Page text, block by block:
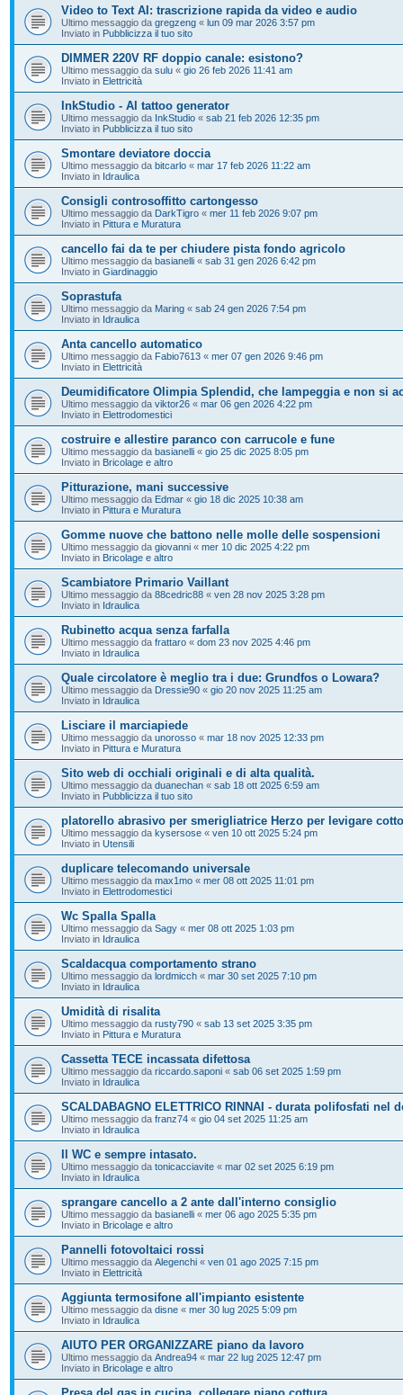
Video to Text AI: trascrizione rapida da video e audio
Ultimo messaggio da gregzeng « lun 09 mar 2026 3:57 pm
Inviato in Pubblicizza il tuo sito
DIMMER 220V RF doppio canale: esistono?
Ultimo messaggio da sulu « gio 26 feb 2026 11:41 am
Inviato in Elettricità
InkStudio - AI tattoo generator
Ultimo messaggio da InkStudio « sab 21 feb 2026 12:35 pm
Inviato in Pubblicizza il tuo sito
Smontare deviatore doccia
Ultimo messaggio da bitcarlo « mar 17 feb 2026 11:22 am
Inviato in Idraulica
Consigli controsoffitto cartongesso
Ultimo messaggio da DarkTigro « mer 11 feb 2026 9:07 pm
Inviato in Pittura e Muratura
cancello fai da te per chiudere pista fondo agricolo
Ultimo messaggio da basianelli « sab 31 gen 2026 6:42 pm
Inviato in Giardinaggio
Soprastufa
Ultimo messaggio da Maring « sab 24 gen 2026 7:54 pm
Inviato in Idraulica
Anta cancello automatico
Ultimo messaggio da Fabio7613 « mer 07 gen 2026 9:46 pm
Inviato in Elettricità
Deumidificatore Olimpia Splendid, che lampeggia e non si
Ultimo messaggio da viktor26 « mar 06 gen 2026 4:22 pm
Inviato in Elettrodomestici
costruire e allestire paranco con carrucole e fune
Ultimo messaggio da basianelli « gio 25 dic 2025 8:05 pm
Inviato in Bricolage e altro
Pitturazione, mani successive
Ultimo messaggio da Edmar « gio 18 dic 2025 10:38 am
Inviato in Pittura e Muratura
Gomme nuove che battono nelle molle delle sospensioni
Ultimo messaggio da giovanni « mer 10 dic 2025 4:22 pm
Inviato in Bricolage e altro
Scambiatore Primario Vaillant
Ultimo messaggio da 88cedric88 « ven 28 nov 2025 3:28 pm
Inviato in Idraulica
Rubinetto acqua senza farfalla
Ultimo messaggio da frattaro « dom 23 nov 2025 4:46 pm
Inviato in Idraulica
Quale circolatore è meglio tra i due: Grundfos o Lowara?
Ultimo messaggio da Dressie90 « gio 20 nov 2025 11:25 am
Inviato in Idraulica
Lisciare il marciapiede
Ultimo messaggio da unorosso « mar 18 nov 2025 12:33 pm
Inviato in Pittura e Muratura
Sito web di occhiali originali e di alta qualità.
Ultimo messaggio da duanechan « sab 18 ott 2025 6:59 am
Inviato in Pubblicizza il tuo sito
platorello abrasivo per smerigliatrice Herzo per levigare cotto
Ultimo messaggio da kysersose « ven 10 ott 2025 5:24 pm
Inviato in Utensili
duplicare telecomando universale
Ultimo messaggio da max1mo « mer 08 ott 2025 11:01 pm
Inviato in Elettrodomestici
Wc Spalla Spalla
Ultimo messaggio da Sagy « mer 08 ott 2025 1:03 pm
Inviato in Idraulica
Scaldacqua comportamento strano
Ultimo messaggio da lordmicch « mar 30 set 2025 7:10 pm
Inviato in Idraulica
Umidità di risalita
Ultimo messaggio da rusty790 « sab 13 set 2025 3:35 pm
Inviato in Pittura e Muratura
Cassetta TECE incassata difettosa
Ultimo messaggio da riccardo.saponi « sab 06 set 2025 1:59 pm
Inviato in Idraulica
SCALDABAGNO ELETTRICO RINNAI - durata polifosfati nel
Ultimo messaggio da franz74 « gio 04 set 2025 11:25 am
Inviato in Idraulica
Il WC e sempre intasato.
Ultimo messaggio da tonicacciavite « mar 02 set 2025 6:19 pm
Inviato in Idraulica
sprangare cancello a 2 ante dall'interno consiglio
Ultimo messaggio da basianelli « mer 06 ago 2025 5:35 pm
Inviato in Bricolage e altro
Pannelli fotovoltaici rossi
Ultimo messaggio da Alegenchi « ven 01 ago 2025 7:15 pm
Inviato in Elettricità
Aggiunta termosifone all'impianto esistente
Ultimo messaggio da disne « mer 30 lug 2025 5:09 pm
Inviato in Idraulica
AIUTO PER ORGANIZZARE piano da lavoro
Ultimo messaggio da Andrea94 « mar 22 lug 2025 12:47 pm
Inviato in Bricolage e altro